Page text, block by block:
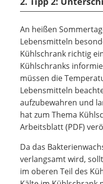
An heißen
Lebensmitteln
Kühlschrank richtig
Kühlschranks
müssen die
Lebensmitteln
aufzubewahren und
hat zum Thema
Arbeitsblatt (PDF)
Da das
verlangsamt wird,
im oberen Teil des